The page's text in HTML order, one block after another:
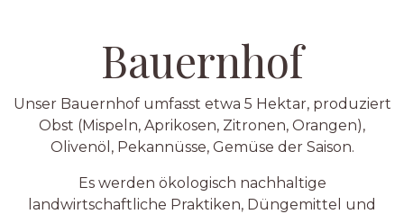
Bauernhof
Unser Bauernhof umfasst etwa 5 Hektar, produziert
Obst (Mispeln, Aprikosen, Zitronen, Orangen),
Olivenöl, Pekannüsse, Gemüse der Saison.
Es werden ökologisch nachhaltige
landwirtschaftliche Praktiken, Düngemittel und